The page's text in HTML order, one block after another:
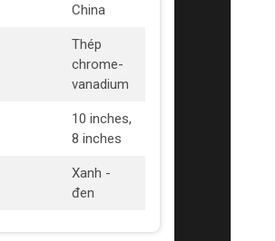
China
Thép
chrome-
vanadium
10 inches,
8 inches
Xanh -
đen